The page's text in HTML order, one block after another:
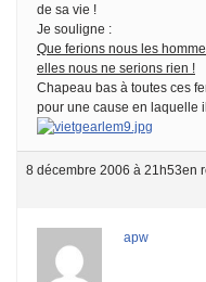
de sa vie !
Je souligne :
Que ferions nous les
elles nous ne serions rien !
Chapeau bas à toutes ces
pour une cause en laquelle
8 décembre 2006 à 21h53en
apw